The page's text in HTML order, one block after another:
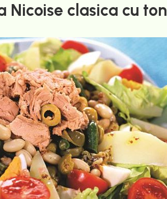
Nicoise clasica cu ton